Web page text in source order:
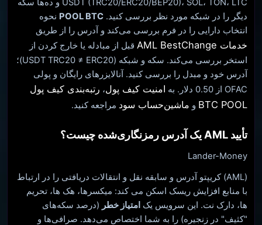
USDT (TRC20/ERC20/BEP20)، SOL، TON، LTC و ده‌ها سکه
دیگر را در شبکه مورد نظر بررسی کنید. POOL BTC نحوه
انتخاب دارایی را در فرم بررسی می‌کند و آدرس را از طریق
خدمات AML BestChange
قبل از مبادله یا خارج کردن از
استخر بررسی می‌کند. سکه و شبکه (USDT TRC20 ≠ ERC20)؛
آدرس خود و مبدل را بررسی کنید. آنالایزرهای رایگان و پولی
OFAC از 0.50 دلار. به
امنیت کیف پول، رتبه‌بندی کیف پول
BTC POOL
ماشین‌حساب سود مراجعه کنید.
تأیید AML یک آدرس رمزنگاری‌شده چیست؟
Lander-Money
(AML) کریپتو آدرس و سابقه نقل و انتقالات دریافتی را در ارتباط
با منابع افزایش ریسک اسکن می کند: میکسرها، هک ها، تحریم
ها، دارک نت. این سرویس یک امتیاز خطر (درصد سکه‌های
"کثیف" در زنجیره) را به شما اختصاص می‌دهد. صرافی‌ها و